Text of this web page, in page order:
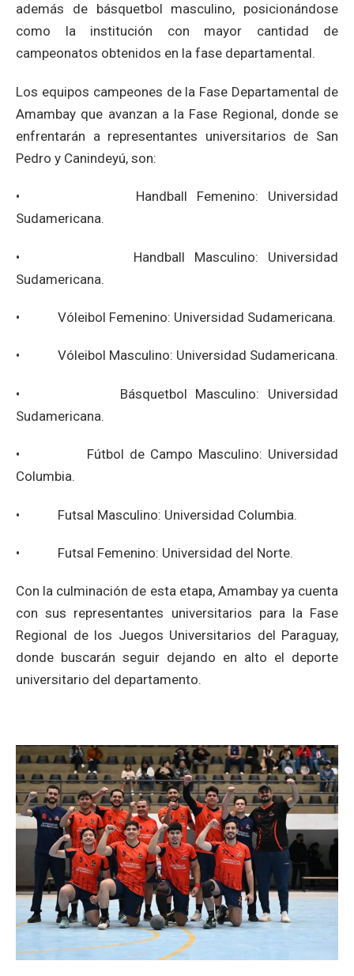
además de básquetbol masculino, posicionándose
como la institución con mayor cantidad de
campeonatos obtenidos en la fase departamental.
Los equipos campeones de la Fase Departamental de
Amambay que avanzan a la Fase Regional, donde se
enfrentarán a representantes universitarios de San
Pedro y Canindeyú, son:
• Handball Femenino: Universidad
Sudamericana.
• Handball Masculino: Universidad
Sudamericana.
• Vóleibol Femenino: Universidad Sudamericana.
• Vóleibol Masculino: Universidad Sudamericana.
• Básquetbol Masculino: Universidad
Sudamericana.
• Fútbol de Campo Masculino: Universidad
Columbia.
• Futsal Masculino: Universidad Columbia.
• Futsal Femenino: Universidad del Norte.
Con la culminación de esta etapa, Amambay ya cuenta
con sus representantes universitarios para la Fase
Regional de los Juegos Universitarios del Paraguay,
donde buscarán seguir dejando en alto el deporte
universitario del departamento.